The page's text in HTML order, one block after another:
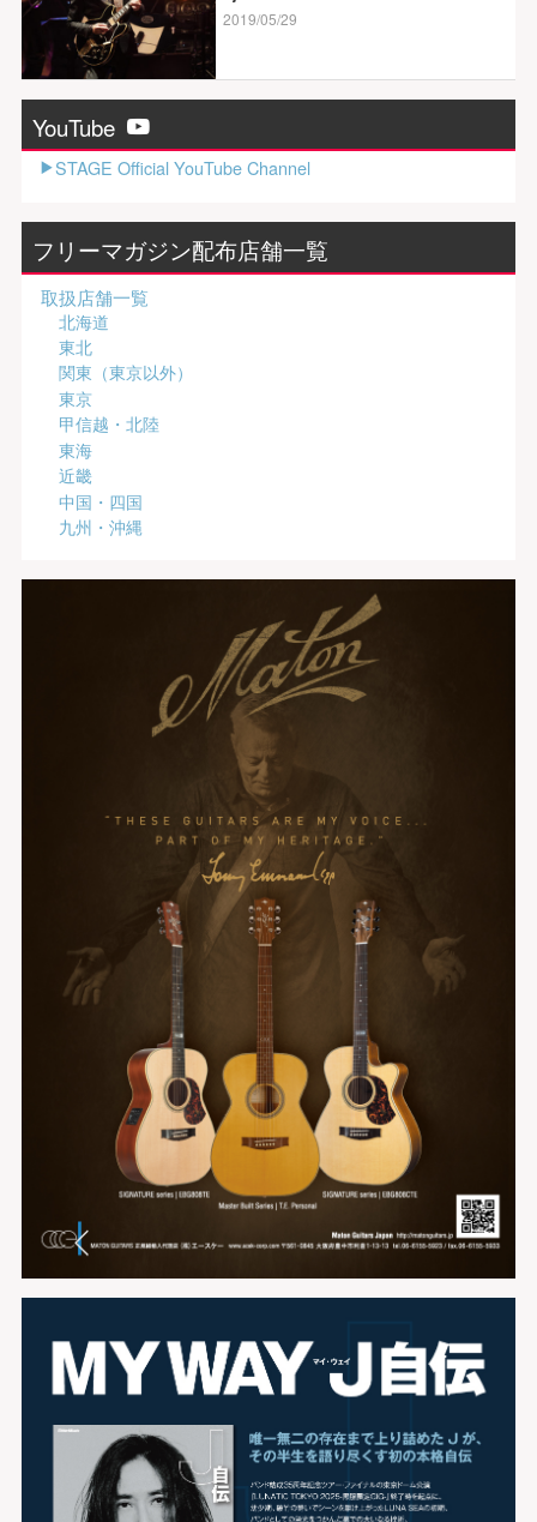
2019/05/29
YouTube
STAGE Official YouTube Channel
フリーマガジン配布店舗一覧
取扱店舗一覧
北海道
東北
関東（東京以外）
東京
甲信越・北陸
東海
近畿
中国・四国
九州・沖縄